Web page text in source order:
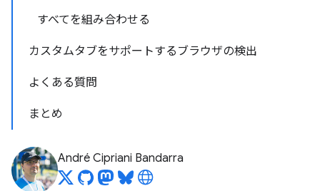
すべてを組み合わせる
カスタムタブをサポートするブラウザの検出
よくある質問
まとめ
André Cipriani Bandarra